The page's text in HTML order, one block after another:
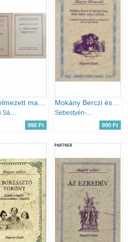
990 Ft
Mokány Berczi és Spitzig Itzig, Göre Gábor mög a... (Magyar hírmondó)
Sebestyén-Szalay
990 Ft
PARTNER